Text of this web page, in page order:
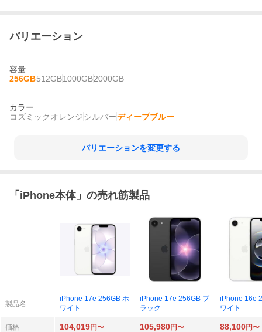
バリエーション
容量
256GB512GB1000GB2000GB
カラー
コズミックオレンジ シルバーディープブルー
バリエーションを変更する
「 iPhone本体」の売れ筋製品
製品名
iPhone 17e 256GB ホ
ワイト
iPhone 17e 256GB ブ
ラック
iPhone 16e
ワイト
価格 104,019円〜 105,980円〜 88,100円〜